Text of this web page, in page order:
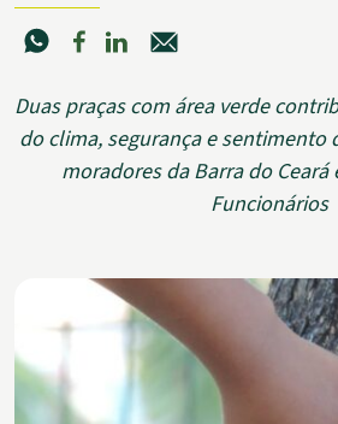
Duas praças com área verde
do clima, segurança e sentimento
moradores da Barra do Ceará
Funcionários